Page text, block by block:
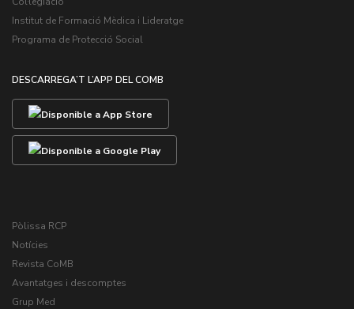
Institut de Formació Mèdica i Lideratge
Programa de Protecció Social
DESCARREGA’T L’APP DEL COMB
Pòlissa RCP
Notícies
Revista CoMB
Avantatges i descomptes
Grup Med